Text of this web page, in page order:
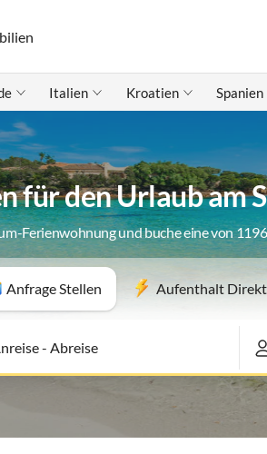
Italien Kroatien Spanien
für den Urlaub am
Ferienwohnung und buche eine von
Anfrage Stellen Aufenthalt Direkt
-Abreise